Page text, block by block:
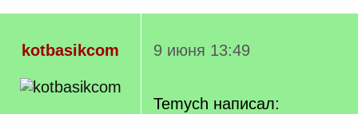
kotbasikcom 9 июня 13:49
Temych написал: